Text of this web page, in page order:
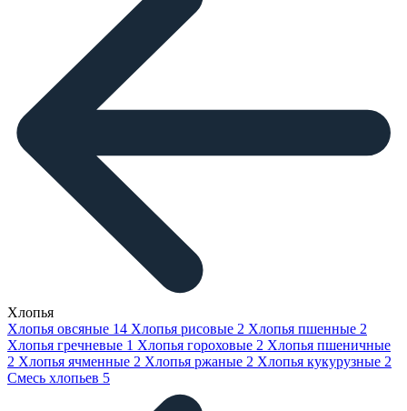
Хлопья
Хлопья овсяные 14 Хлопья рисовые 2 Хлопья пшенные 2
Хлопья гречневые 1 Хлопья гороховые 2 Хлопья пшеничные
2 Хлопья ячменные 2 Хлопья ржаные 2 Хлопья кукурузные 2
Смесь хлопьев 5